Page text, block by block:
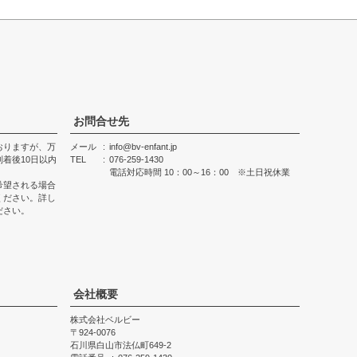
りますが、万
後10日以内
望される場合
さい。詳し
い。
お問合せ先
メール
info@bv-enfant.jp
TEL
076-259-1430
電話対応時間 10：00～16：00 ※土日祝休業
会社概要
株式会社ベルビー
924-0076
石川県白山市法仏町649-2